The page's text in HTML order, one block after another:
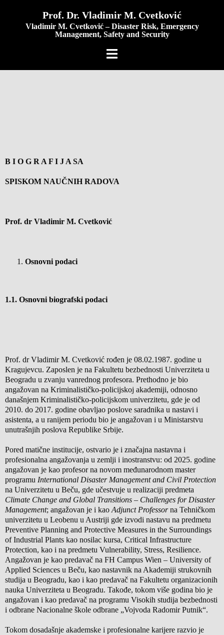
Prof. Dr. Vladimir M. Cvetković
Vladimir M. Cvetković – Disaster Risk, Emergency
Management, Safety and Security
B I O G R A F I J A SA
SPISKOM NAUČNIH RADOVA
Prof. dr Vladimir M. Cvetković
Osnovni podaci
1.1. Osnovni biografski podaci
Prof. dr Vladimir M. Cvetković rođen je 08.02.1987. godine u
Kragujevcu. Zaposlen je na Fakultetu bezbednosti Univerziteta u
Beogradu u zvanju vanrednog profesora. Prethodno je bio
angažovan na Kriminalističko-policijskoj akademiji, odnosno
današnjem Kriminalističko-policijskom univerzitetu, gde je od
2010. do 2017. godine obavljao poslove saradnika u nastavi i
asistenta, a u ranijem periodu bio je angažovan i u Ministarstvu
unutrašnjih poslova Republike Srbije.
Pored matične institucije, ostvario je i značajna nastavna i
profesionalna angažovanja u zemlji i inostranstvu: od 2025. godine
angažovan je kao profesor na novom međunarodnom master
programu International Disaster Management and Civil Protection
na Univerzitetu u Beču, gde učestvuje u realizaciji predmeta
Climate Change and Global Transitions – Challenges for Disaster
Management; angažovan je i kao Adjunct Professorna Tehničkom
univerzitetu u Leobenu u Austriji gde izvodi nastavu na predmetu
Preventive Planning and Protective Measures in the Surroundings
of Industrial Plants kao nosilac kursa, Critical Infrastructure
Protection, kao i na predmetu Vulnerability, Stress, Resilience.
Angažovan je kao predavač na FH Campus Wien – University of
Applied Sciences u Beču, kao nastavnik na Akademiji strukovnih
studija u Beogradu, kao i kao predavač na Fakultetu organizacionih
nauka Univerziteta u Beogradu. Takođe, tokom više godina bio je
angažovan i kao predavač na programu Visokih studija bezbednosti
i odbrane Nacionalne škole odbrane „Vojvoda Radomir Putnik“.
Tokom dosadašnje akademske i profesionalne karijere razvio je